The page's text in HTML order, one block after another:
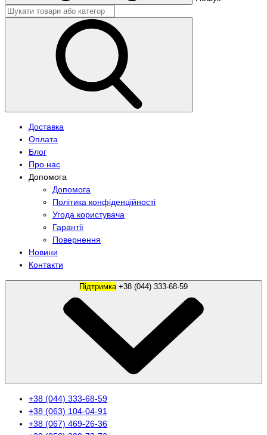
Доставка
Оплата
Блог
Про нас
Допомога
Допомога
Політика конфіденційності
Угода користувача
Гарантії
Повернення
Новини
Контакти
Підтримка
+38 (044) 333-68-59
+38 (063) 104-04-91
+38 (067) 469-26-36